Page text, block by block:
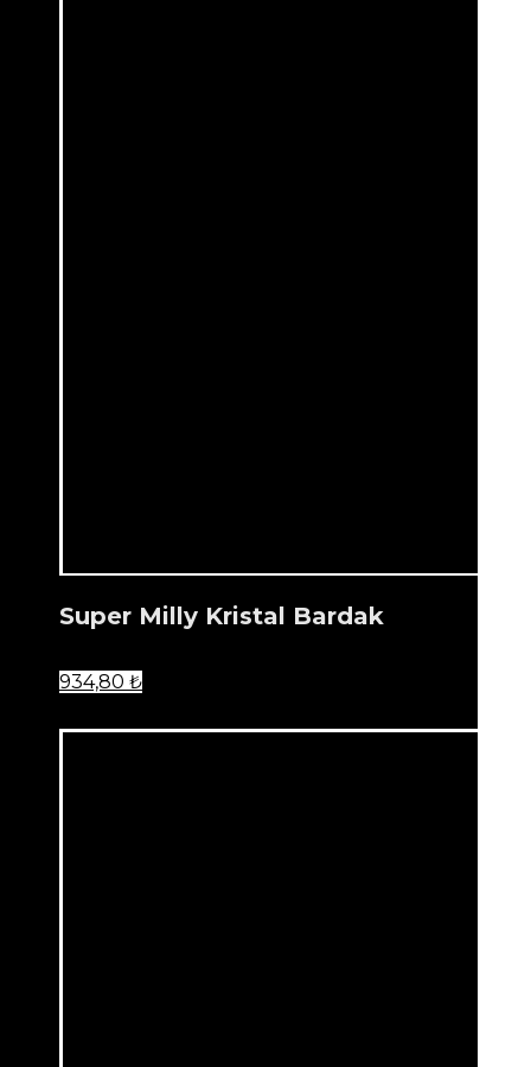
Super Milly Kristal Bardak
934,80 ₺